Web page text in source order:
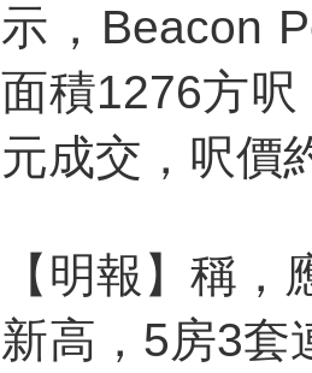
示，Beacon
面積1276方
元成交，呎價
【明報】稱
新高，5房3套